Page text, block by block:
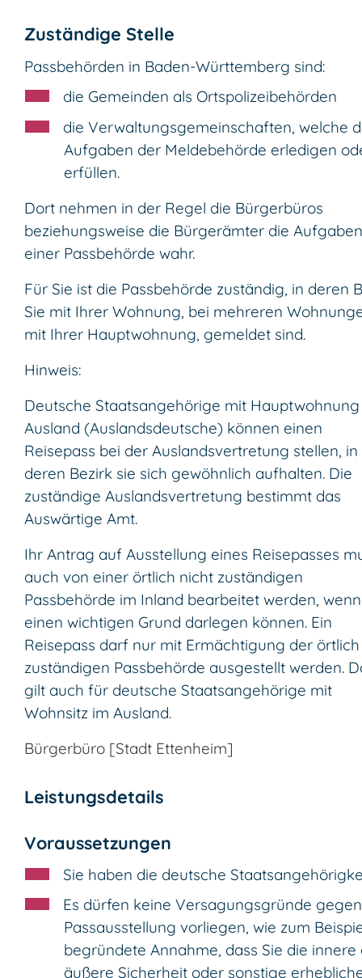
Zuständige Stelle
Passbehörden in Baden-Württemberg sind:
die Gemeinden als Ortspolizeibehörden
die Verwaltungsgemeinschaften, welche
Aufgaben der Meldebehörde erledigen
erfüllen.
Dort nehmen in der Regel die Bürgerbüros
beziehungsweise die Bürgerämter die Aufgaben
einer Passbehörde wahr.
Für Sie ist die Passbehörde zuständig, in deren
Sie mit Ihrer Wohnung, bei mehreren
mit Ihrer Hauptwohnung, gemeldet sind.
Hinweis:
Deutsche Staatsangehörige mit
Ausland (Auslandsdeutsche) können einen
Reisepass bei der Auslandsvertretung stellen, in
deren Bezirk sie sich gewöhnlich aufhalten. Die
zuständige Auslandsvertretung bestimmt das
Auswärtige Amt.
Ihr Antrag auf Ausstellung eines Reisepasses
auch von einer örtlich nicht zuständigen
Passbehörde im Inland bearbeitet werden,
einen wichtigen Grund darlegen können. Ein
Reisepass darf nur mit Ermächtigung der örtlich
zuständigen Passbehörde ausgestellt werden.
gilt auch für deutsche Staatsangehörige mit
Wohnsitz im Ausland.
Bürgerbüro [Stadt Ettenheim]
Leistungsdetails
Voraussetzungen
Sie haben die deutsche
Es dürfen keine Versagungsgründe
Passausstellung vorliegen, wie zum
begründete Annahme, dass Sie die innere
äußere Sicherheit oder sonstige